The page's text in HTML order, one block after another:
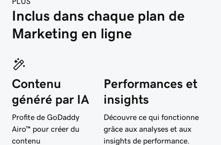
Inclus dans chaque plan de
Marketing en ligne
Contenu
généré par IA
Profite de GoDaddy
Airo™ pour créer du
contenu
Performances et
insights
Découvre ce qui fonctionne
grâce aux analyses et aux
insights de performance.